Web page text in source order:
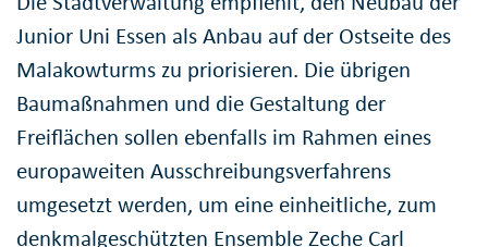
Junior Uni Essen als Anbau auf der Ostseite des
Malakowturms zu priorisieren. Die übrigen
Baumaßnahmen und die Gestaltung der
Freiflächen sollen ebenfalls im Rahmen eines
europaweiten Ausschreibungsverfahrens
umgesetzt werden, um eine einheitliche, zum
denkmalgeschützten Ensemble Zeche Carl